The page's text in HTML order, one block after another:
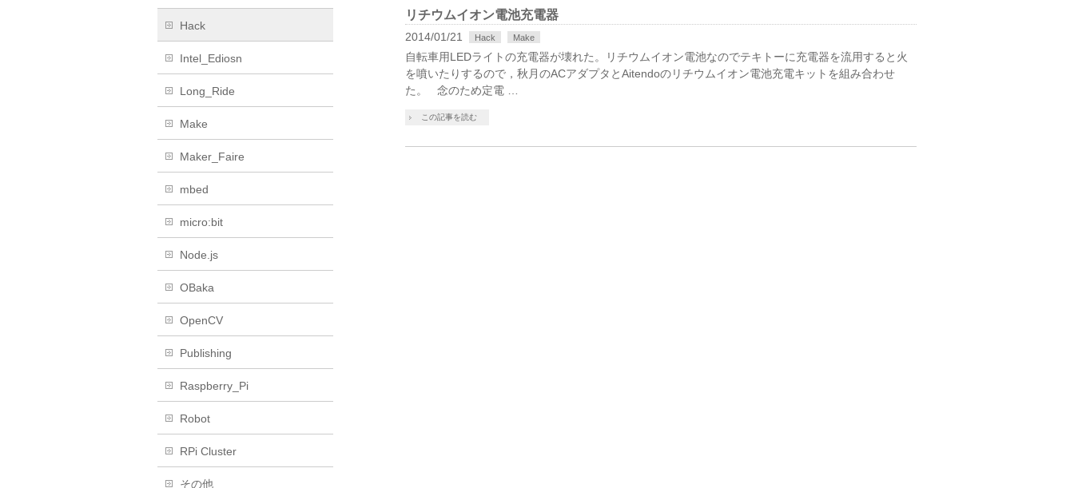
リチウムイオン電池充電器
2014/01/21 Hack Make
自転車用LEDライトの充電器が壊れた。リチウムイオン電池なのでテキトーに充電器を流用すると火
を噴いたりするので，秋月のACアダプタとAitendoのリチウムイオン電池充電キットを組み合わせ
た。 念のため定電 …
この記事を読む
Hack
Intel_Ediosn
Long_Ride
Make
Maker_Faire
mbed
micro:bit
Node.js
OBaka
OpenCV
Publishing
Raspberry_Pi
Robot
RPi Cluster
その他